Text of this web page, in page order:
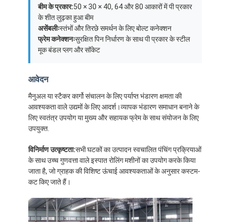
घर
वीडियो
बीम के प्रकार:50 × 30 × 40, 64 और 80 आकारों में पी प्रकार
के शीत लुढ़का हुआ बीम
असेंबलीःस्तंभों और तिरछे समर्थन के लिए बोल्ट कनेक्शन
फ्रेम कनेक्शनःसुरक्षित पिन निर्धारण के साथ पी प्रकार के स्टील
मूक बंडल प्लग और सॉकेट
आवेदन
मैनुअल या स्टैकर कार्गो संचालन के लिए पर्याप्त भंडारण क्षमता की
आवश्यकता वाले उद्यमों के लिए आदर्श।व्यापक भंडारण समाधान बनाने के
लिए स्वतंत्र उपयोग या मुख्य और सहायक फ्रेम के साथ संयोजन के लिए
उपयुक्त.
विनिर्माण उत्कृष्टता:सभी घटकों का उत्पादन स्वचालित पंचिंग प्रक्रियाओं
के साथ उच्च गुणवत्ता वाले इस्पात रोलिंग मशीनों का उपयोग करके किया
जाता है, जो ग्राहक की विशिष्ट ऊंचाई आवश्यकताओं के अनुसार कस्टम-
कट किए जाते हैं।